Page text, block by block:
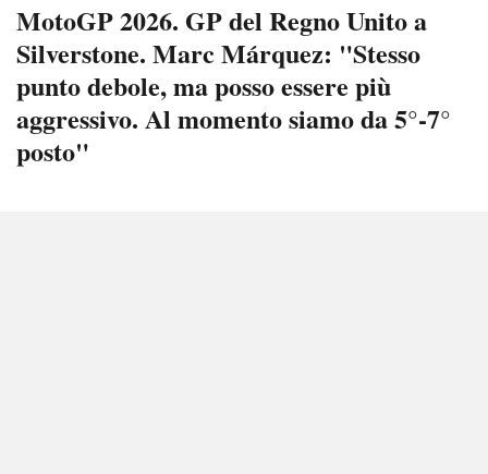
MotoGP 2026. GP del Regno Unito a
Silverstone. Marc Márquez: "Stesso
punto debole, ma posso essere più
aggressivo. Al momento siamo da 5°-7°
posto"